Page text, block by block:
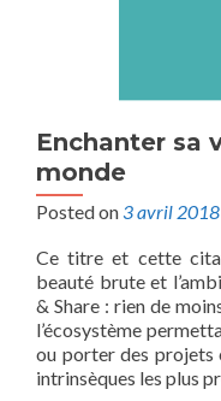
Enchanter sa
monde
Posted on 3 avril 2018
Ce titre et cette
beauté brute et
& Share : rien de
l’écosystème
ou porter des projets
intrinsèques les plus